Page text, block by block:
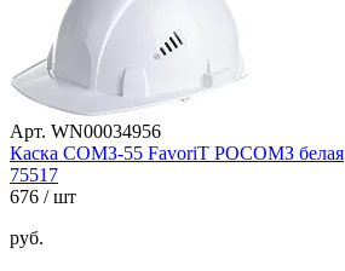
Арт. WN00034956
Каска СОМЗ-55 FavoriT РОСОМЗ белая
75517
676 / шт
руб.